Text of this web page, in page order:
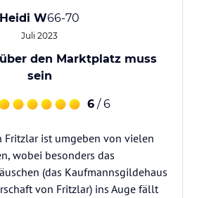
Heidi W66-70
Juli 2023
den Marktplatz muss
sein
6 / 6
Fritzlar ist umgeben von vielen
wobei besonders das
(das Kaufmannsgildehaus
von Fritzlar) ins Auge fällt